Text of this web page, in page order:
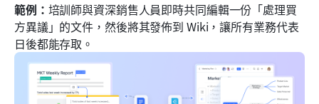
範例： 培訓師與資深銷售人員即時共同編輯一份「處理買
方異議」的文件，然後將其發佈到 Wiki，讓所有業務代表
日後都能存取。